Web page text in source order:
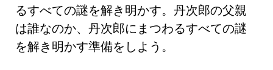
るすべての謎を解き明かす。丹次郎の父親
は誰なのか、丹次郎にまつわるすべての謎
を解き明かす準備をしよう。